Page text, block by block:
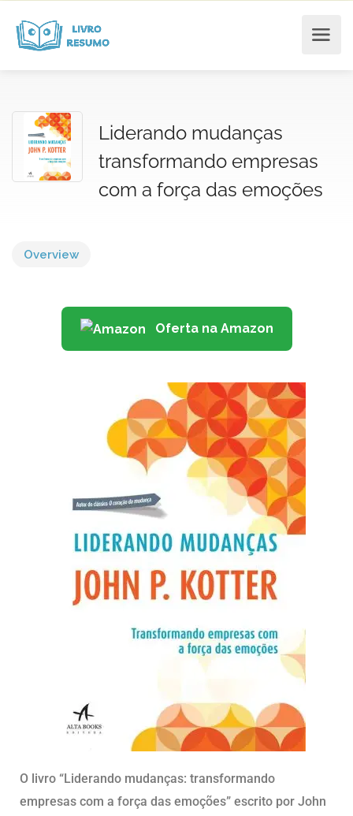
Liderando mudanças
transformando empresas
com a força das emoções
Overview
Oferta na Amazon
O livro “Liderando mudanças: transformando
empresas com a força das emoções” escrito por John